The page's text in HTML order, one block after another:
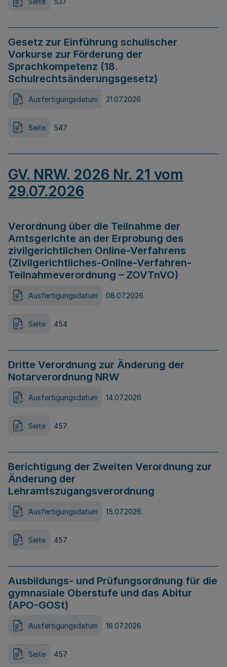
Gesetz zur Einführung schulischer
Vorkurse zur Förderung der
Sprachkompetenz (18.
Schulrechtsänderungsgesetz)
Ausfertigungsdatum 21.07.2026
Seite 547
GV. NRW. 2026 Nr. 21 vom
29.07.2026
Verordnung über die Teilnahme der
Amtsgerichte an der Erprobung des
zivilgerichtlichen Online-Verfahrens
(Zivilgerichtliches-Online-Verfahren-
Teilnahmeverordnung – ZOVTnVO)
Ausfertigungsdatum 08.07.2026
Seite 454
Dritte Verordnung zur Änderung der
Notarverordnung NRW
Ausfertigungsdatum 14.07.2026
Seite 457
Berichtigung der Zweiten Verordnung zur
Änderung der
Lehramtszugangsverordnung
Ausfertigungsdatum 15.07.2026
Seite 457
Ausbildungs- und Prüfungsordnung für die
gymnasiale Oberstufe und das Abitur
(APO-GOSt)
Ausfertigungsdatum 16.07.2026
Seite 457